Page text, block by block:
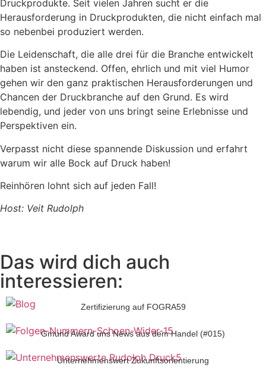
Druckprodukte. Seit vielen Jahren sucht er die
Herausforderung in Druckprodukten, die nicht einfach mal
so nebenbei produziert werden.
Die Leidenschaft, die alle drei für die Branche entwickelt
haben ist ansteckend. Offen, ehrlich und mit viel Humor
gehen wir den ganz praktischen Herausforderungen und
Chancen der Druckbranche auf den Grund. Es wird
lebendig, und jeder von uns bringt seine Erlebnisse und
Perspektiven ein.
Verpasst nicht diese spannende Diskussion und erfahrt
warum wir alle Bock auf Druck haben!
Reinhören lohnt sich auf jeden Fall!
Host: Veit Rudolph
Das wird dich auch
interessieren:
Zertifizierung auf FOGRA59
Gmund Award uns News aus dem Handel (#015)
Unternehmenswert Zukunftsorientierung